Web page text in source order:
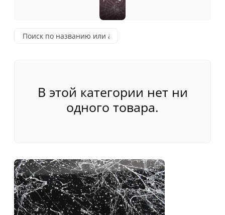
В этой категории нет ни
одного товара.